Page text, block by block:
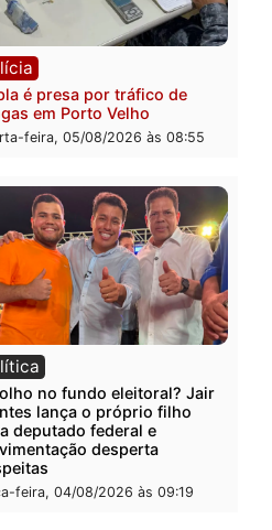
Foragido é baleado após
em policial e vários
Velho
quarta-feira, 05/08/2026 às
Polícia
Dupla é presa por tráfico
drogas em Porto Velho